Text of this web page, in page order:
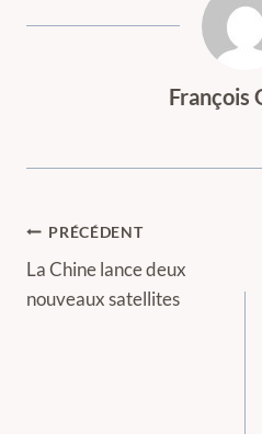
François
Navigation
de
l’article
PRÉCÉDENT
La Chine lance deux
nouveaux satellites